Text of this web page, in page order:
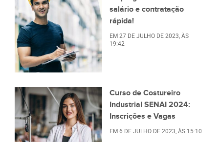
salário e contratação
rápida!
EM27 DE JULHO DE 2023 , ÀS
19:42
Curso de Costureiro
Industrial SENAI 2024:
Inscrições e Vagas
EM6 DE JULHO DE 2023 , ÀS 15:10